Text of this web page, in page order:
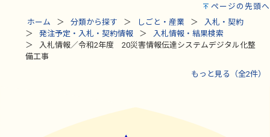
ページの先頭へ
ホーム
分類から探す しごと・産業
入札・契約
発注予定・入札・契約情報
入札情報・結果検索
入札情報／令和2年度 20災害情報伝達システムデジタル化整
備工事
もっと見る（全2件）